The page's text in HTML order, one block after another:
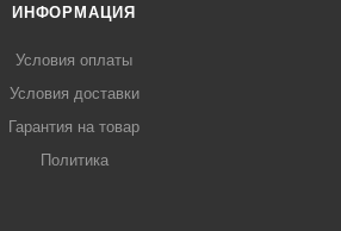
ИНФОРМАЦИЯ
Условия оплаты
Условия доставки
Гарантия на товар
Политика